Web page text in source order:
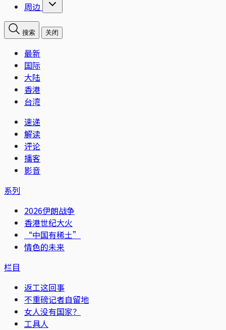
周边
搜索 关闭
最新
国际
大陆
香港
台湾
速递
解读
评论
播客
影音
系列
2026伊朗战争
香港世纪大火
“中国有稀土”
情色的未来
栏目
返工这回事
不重磅记者自留地
女人没有国家？
工具人